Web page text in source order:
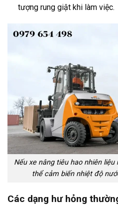
tượng rung giật khi làm việc.
Nếu xe nâng tiêu hao nhiên
thể cảm biến nhiệt độ
Các dạng hư hỏng